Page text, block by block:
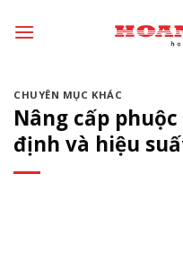
đến
dung
CHUYÊN MỤC KHÁC
Nâng cấp
định và hiệu